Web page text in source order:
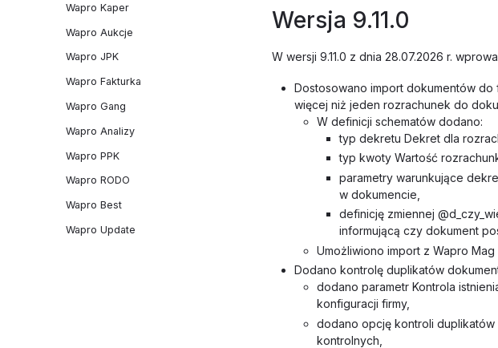
Wapro Kaper
Wapro Aukcje
Wapro JPK
Wapro Fakturka
Wapro Gang
Wapro Analizy
Wapro PPK
Wapro RODO
Wapro Best
Wapro Update
Wersja 9.11.0
W wersji 9.11.0 z dnia 28.07.2026 r.
Dostosowano import dokumentów
więcej niż jeden rozrachunek do
W definicji schematów dodano:
typ dekretu Dekret dla
typ kwoty Wartość
parametry warunkujące
w dokumencie,
definicję zmiennej
informującą czy dokument
Umożliwiono import z Wapro
Dodano kontrolę duplikatów
dodano parametr Kontrola
konfiguracji firmy,
dodano opcję kontroli duplikatów
kontrolnych,